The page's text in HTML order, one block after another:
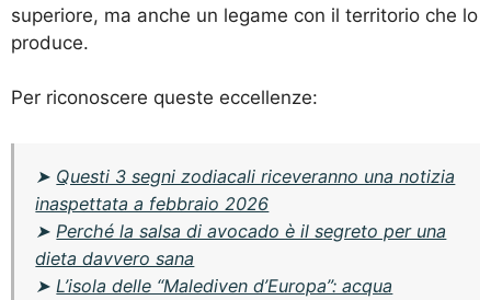
superiore, ma anche un legame con il territorio che lo
produce.
Per riconoscere queste eccellenze:
➤ Questi 3 segni zodiacali riceveranno una notizia
inaspettata a febbraio 2026
➤ Perché la salsa di avocado è il segreto per una
dieta davvero sana
➤ L’isola delle “Malediven d’Europa”: acqua